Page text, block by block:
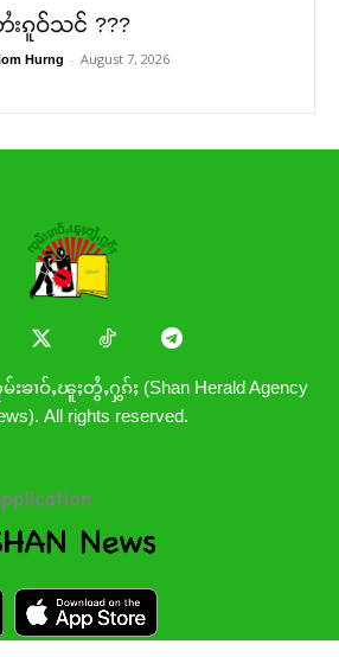
းၵူဝ်သင် ???
Hurng - August 7, 2026
းၶၢဝ်ႇၽူႈတွႆႇႁွၵ်ႈ (Shan Herald Agency
All rights reserved.